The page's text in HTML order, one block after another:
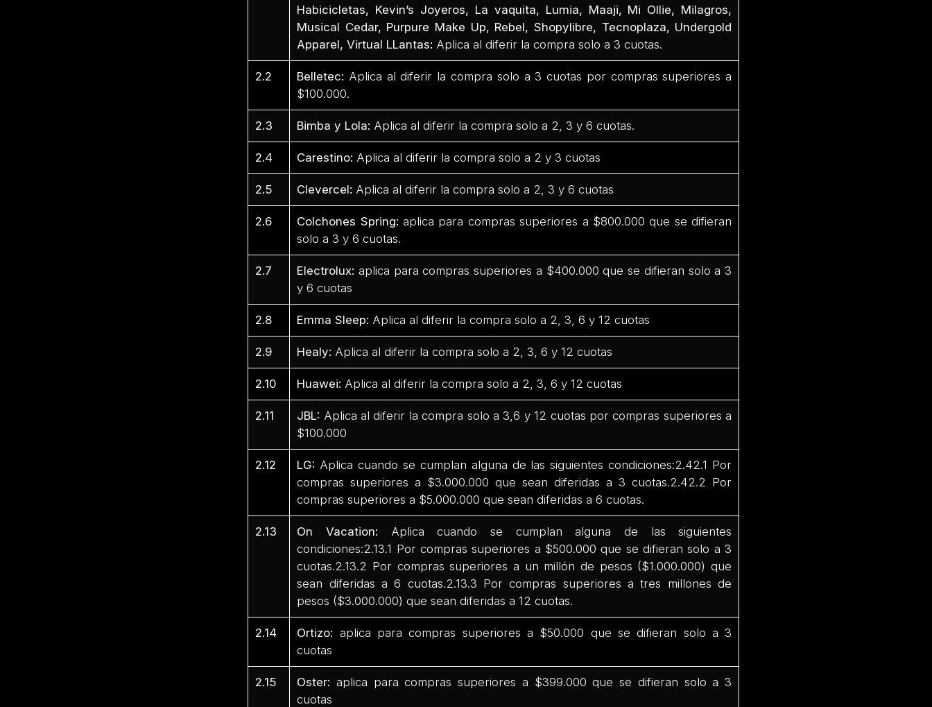
Habicicletas, Kevin’s Joyeros, La vaquita, Lumia, Maaji, Mi Ollie, Milagros,
Musical Cedar, Purpure Make Up, Rebel, Shopylibre, Tecnoplaza, Undergold
Apparel, Virtual LLantas: Aplica al diferir la compra solo a 3 cuotas.
2.2 Belletec: Aplica al diferir la compra solo a 3 cuotas por compras superiores a
$100.000.
2.3 Bimba y Lola: Aplica al diferir la compra solo a 2, 3 y 6 cuotas.
2.4 Carestino: Aplica al diferir la compra solo a 2 y 3 cuotas
2.5 Clevercel: Aplica al diferir la compra solo a 2, 3 y 6 cuotas
2.6 Colchones Spring: aplica para compras superiores a $800.000 que se difieran
solo a 3 y 6 cuotas.
2.7 Electrolux: aplica para compras superiores a $400.000 que se difieran solo a 3
y 6 cuotas
2.8 Emma Sleep: Aplica al diferir la compra solo a 2, 3, 6 y 12 cuotas
2.9 Healy: Aplica al diferir la compra solo a 2, 3, 6 y 12 cuotas
2.10 Huawei: Aplica al diferir la compra solo a 2, 3, 6 y 12 cuotas
2.11 JBL: Aplica al diferir la compra solo a 3,6 y 12 cuotas por compras superiores a
$100.000
2.12 LG: Aplica cuando se cumplan alguna de las siguientes condiciones:2.42.1 Por
compras superiores a $3.000.000 que sean diferidas a 3 cuotas.2.42.2 Por
compras superiores a $5.000.000 que sean diferidas a 6 cuotas.
2.13 On Vacation: Aplica cuando se cumplan alguna de las siguientes
condiciones:2.13.1 Por compras superiores a $500.000 que se difieran solo a 3
cuotas.2.13.2 Por compras superiores a un millón de pesos ($1.000.000) que
sean diferidas a 6 cuotas.2.13.3 Por compras superiores a tres millones de
pesos ($3.000.000) que sean diferidas a 12 cuotas.
2.14 Ortizo: aplica para compras superiores a $50.000 que se difieran solo a 3
cuotas
2.15 Oster: aplica para compras superiores a $399.000 que se difieran solo a 3
cuotas